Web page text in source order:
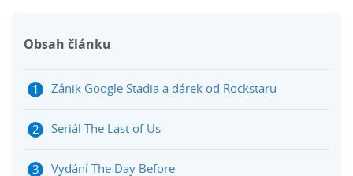
Obsah článku
Zánik Google Stadia a dárek od Rockstaru
Seriál The Last of Us
Vydání The Day Before